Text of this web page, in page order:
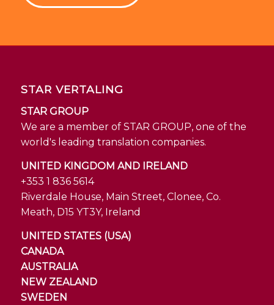
STAR VERTALING
STAR GROUP
We are a member of STAR GROUP, one of the
world's leading translation companies.
UNITED KINGDOM AND IRELAND
+353 1 836 5614
Riverdale House, Main Street, Clonee, Co.
Meath, D15 YT3Y, Ireland
UNITED STATES (USA)
CANADA
AUSTRALIA
NEW ZEALAND
SWEDEN